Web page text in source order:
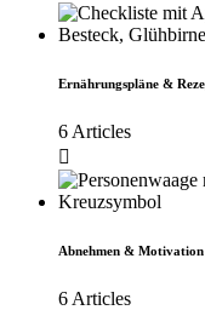
Ernährungspläne &
6 Articles
Abnehmen & Motivation
6 Articles